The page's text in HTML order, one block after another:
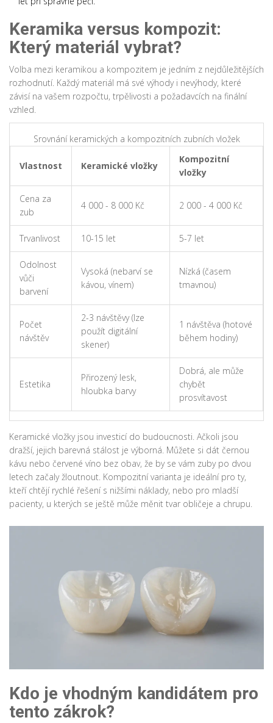
Keramika versus kompozit:
Který materiál vybrat?
Volba mezi keramikou a kompozitem je jedním z nejdůležitějších
rozhodnutí. Každý materiál má své výhody i nevýhody, které
závisí na vašem rozpočtu, trpělivosti a požadavcích na finální
vzhled.
Srovnání keramických a kompozitních zubních vložek
Vlastnost Keramické vložky
Kompozitní
vložky
Cena za
zub
4 000 - 8 000 Kč 2 000 - 4 000 Kč
Trvanlivost 10-15 let 5-7 let
Odolnost
vůči
barvení
Vysoká (nebarví se
kávou, vínem)
Nízká (časem
tmavnou)
Počet
návštěv
2-3 návštěvy (lze
použít digitální
skener)
1 návštěva (hotové
během hodiny)
Estetika
Přirozený lesk,
hloubka barvy
Dobrá, ale může
chybět
prosvítavost
Keramické vložky jsou investicí do budoucnosti. Ačkoli jsou
dražší, jejich barevná stálost je výborná. Můžete si dát černou
kávu nebo červené víno bez obav, že by se vám zuby po dvou
letech začaly žloutnout. Kompozitní varianta je ideální pro ty,
kteří chtějí rychlé řešení s nižšími náklady, nebo pro mladší
pacienty, u kterých se ještě může měnit tvar obličeje a chrupu.
Kdo je vhodným kandidátem pro
tento zákrok?